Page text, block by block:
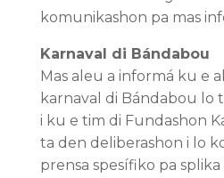
komunikashon pa mas
Karnaval di Bándabou
Mas aleu a informá ku e
karnaval di Bándabou lo
i ku e tim di Fundashon
ta den deliberashon i lo
prensa spesífiko pa